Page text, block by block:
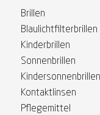
Brillen
Blaulichtfilterbrillen
Kinderbrillen
Sonnenbrillen
Kindersonnenbrillen
Kontaktlinsen
Pflegemittel